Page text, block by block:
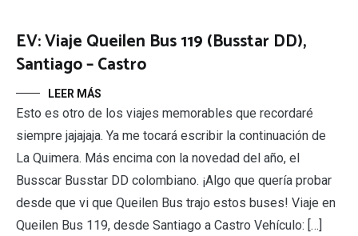
EV: Viaje Queilen Bus 119 (Busstar DD),
Santiago – Castro
LEER MÁS
Esto es otro de los viajes memorables que recordaré
siempre jajajaja. Ya me tocará escribir la continuación de
La Quimera. Más encima con la novedad del año, el
Busscar Busstar DD colombiano. ¡Algo que quería probar
desde que vi que Queilen Bus trajo estos buses! Viaje en
Queilen Bus 119, desde Santiago a Castro Vehículo: […]